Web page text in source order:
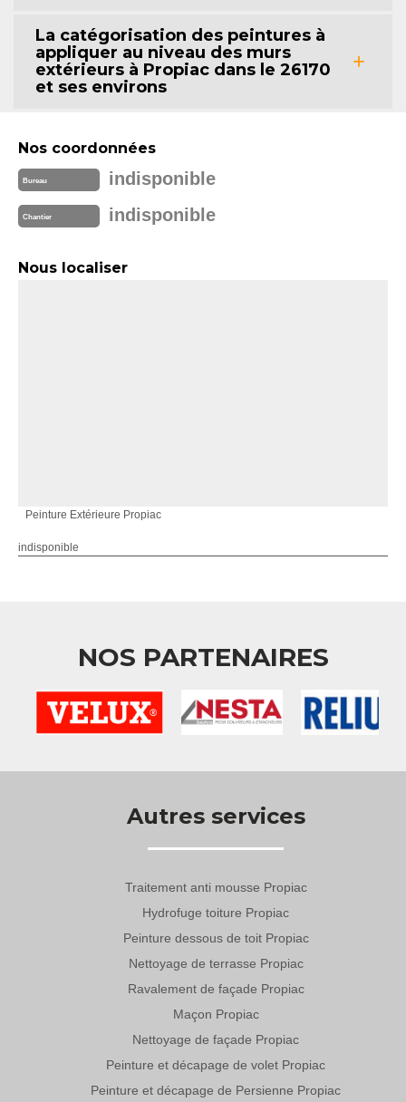
La catégorisation des peintures à
appliquer au niveau des murs
extérieurs à Propiac dans le 26170
et ses environs
Nos coordonnées
Bureau indisponible
Chantier indisponible
Nous localiser
Peinture Extérieure Propiac
indisponible
NOS PARTENAIRES
Autres services
Traitement anti mousse Propiac
Hydrofuge toiture Propiac
Peinture dessous de toit Propiac
Nettoyage de terrasse Propiac
Ravalement de façade Propiac
Maçon Propiac
Nettoyage de façade Propiac
Peinture et décapage de volet Propiac
Peinture et décapage de Persienne Propiac